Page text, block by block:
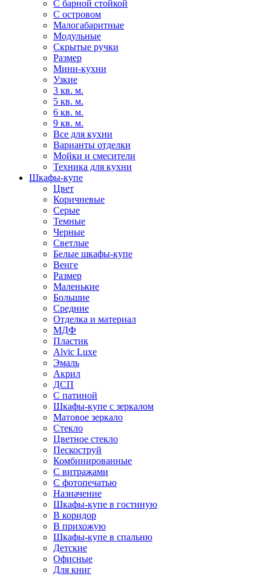
С барной стойкой
С островом
Малогабаритные
Модульные
Скрытые ручки
Размер
Мини-кухни
Узкие
3 кв. м.
5 кв. м.
6 кв. м.
9 кв. м.
Все для кухни
Варианты отделки
Мойки и смесители
Техника для кухни
Шкафы-купе
Цвет
Коричневые
Серые
Темные
Черные
Светлые
Белые шкафы-купе
Венге
Размер
Маленькие
Большие
Средние
Отделка и материал
МДФ
Пластик
Alvic Luxe
Эмаль
Акрил
ДСП
С патиной
Шкафы-купе с зеркалом
Матовое зеркало
Стекло
Цветное стекло
Пескоструй
Комбинированные
С витражами
С фотопечатью
Назначение
Шкафы-купе в гостиную
В коридор
В прихожую
Шкафы-купе в спальню
Детские
Офисные
Для книг